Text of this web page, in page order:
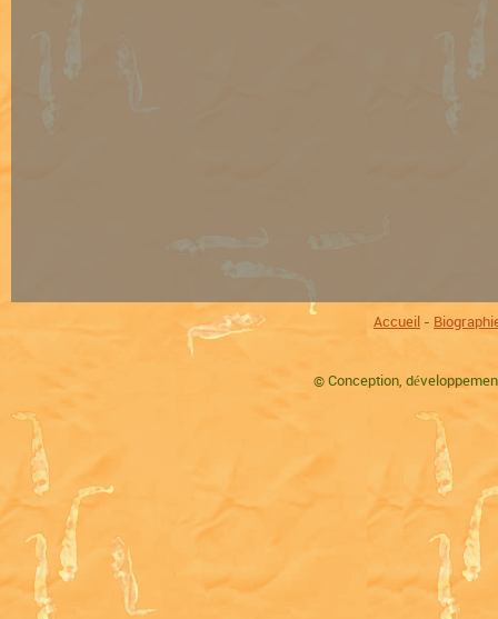
Accueil -
© Conception,